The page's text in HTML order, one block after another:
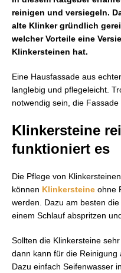
reinigen und versiegeln.
alte Klinker gründlich
welcher Vorteile eine
Klinkersteinen hat.
Eine Hausfassade aus
langlebig und pflegeleicht.
notwendig sein, die
Klinkersteine
funktioniert es
Die Pflege von
können Klinkersteine ohne
werden. Dazu am besten
einem Schlauf abspritzen
Sollten die Klinkersteine
dann kann für die Reinigung
Dazu einfach Seifenwasser